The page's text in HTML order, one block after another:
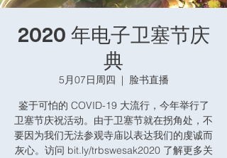
2020 年电子卫塞节庆
典
5月07日周四
  |
脸书直播
鉴于可怕的 COVID-19 大流行，今年举行了
卫塞节庆祝活动。由于卫塞节就在拐角处，不
要因为我们无法参观寺庙以表达我们的虔诚而
灰心。访问 bit.ly/trbswesak2020 了解更多关